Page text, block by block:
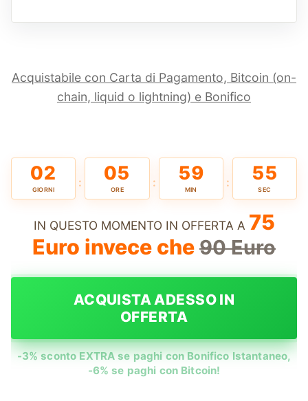
Acquistabile con Carta di Pagamento, Bitcoin (on-
chain, liquid o lightning) e Bonifico
02
GIORNI
: 05
ORE
: 59
MIN
: 55
SEC
IN QUESTO MOMENTO IN OFFERTA A 75
Euro invece che 90 Euro
ACQUISTA ADESSO IN
OFFERTA
-3% sconto EXTRA se paghi con Bonifico Istantaneo,
-6% se paghi con Bitcoin!